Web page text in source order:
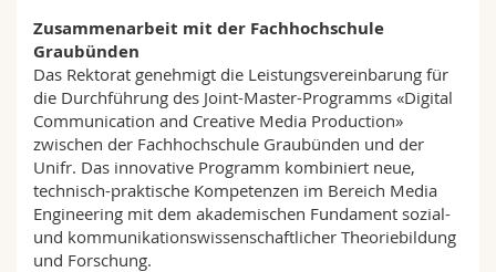
Zusammenarbeit mit der Fachhochschule
Graubünden
Das Rektorat genehmigt die Leistungsvereinbarung für
die Durchführung des Joint-Master-Programms «Digital
Communication and Creative Media Production»
zwischen der Fachhochschule Graubünden und der
Unifr. Das innovative Programm kombiniert neue,
technisch-praktische Kompetenzen im Bereich Media
Engineering mit dem akademischen Fundament sozial-
und kommunikationswissenschaftlicher Theoriebildung
und Forschung.